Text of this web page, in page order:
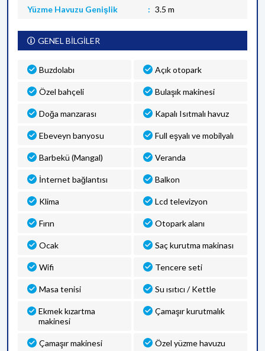
Yüzme Havuzu Genişlik 3.5 m
GENEL BİLGİLER
Buzdolabı Açık otopark
Özel bahçeli Bulaşık makinesi
Doğa manzarası Kapalı Isıtmalı havuz
Ebeveyn banyosu Full eşyalı ve mobilyalı
Barbekü (Mangal) Veranda
İnternet bağlantısı Balkon
Klima Lcd televizyon
Fırın Otopark alanı
Ocak Saç kurutma makinası
Wifi Tencere seti
Masa tenisi Su ısıtıcı / Kettle
Ekmek kızartma
makinesi
Çamaşır kurutmalık
Çamaşır makinesi Özel yüzme havuzu